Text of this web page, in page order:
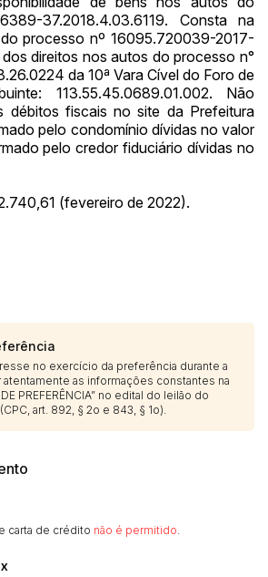
37.2018.4.03.6119. Consta na
processo nº 16095.720039-2017-
direitos nos autos do processo n°
da 10ª Vara Cível do Foro de
113.55.45.0689.01.002. Não
débitos fiscais no site da Prefeitura
pelo condomínio dívidas no valor
pelo credor fiduciário dívidas no
(fevereiro de 2022).
no exercício da preferência durante a
as informações constantes na
PREFERÊNCIA” no edital do leilão do
art. 892, § 2o e 843, § 1o).
carta de crédito não é permitido.